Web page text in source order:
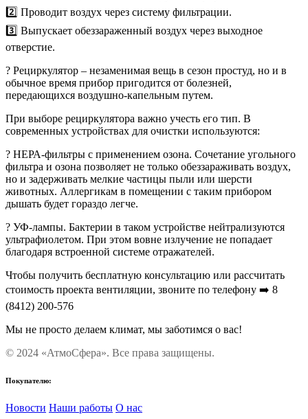
2️⃣ Проводит воздух через систему фильтрации.
3️⃣ Выпускает обеззараженный воздух через выходное
отверстие.
? Рециркулятор – незаменимая вещь в сезон простуд, но и в
обычное время прибор пригодится от болезней,
передающихся воздушно-капельным путем.
При выборе рециркулятора важно учесть его тип. В
современных устройствах для очистки используются:
? НЕРА-фильтры с применением озона. Сочетание угольного
фильтра и озона позволяет не только обеззараживать воздух,
но и задерживать мелкие частицы пыли или шерсти
животных. Аллергикам в помещении с таким прибором
дышать будет гораздо легче.
? УФ-лампы. Бактерии в таком устройстве нейтрализуются
ультрафиолетом. При этом вовне излучение не попадает
благодаря встроенной системе отражателей.
Чтобы получить бесплатную консультацию или рассчитать
стоимость проекта вентиляции, звоните по телефону ➡️ 8
(8412) 200-576
Мы не просто делаем климат, мы заботимся о вас!
© 2024 «АтмоСфера». Все права защищены.
Покупателю:
Новости Наши работы О нас